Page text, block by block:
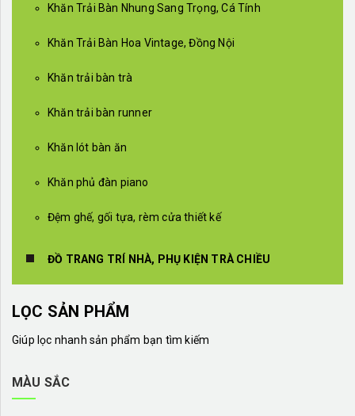
Khăn Trải Bàn Nhung Sang Trọng, Cá Tính
Khăn Trải Bàn Hoa Vintage, Đồng Nội
Khăn trải bàn trà
Khăn trải bàn runner
Khăn lót bàn ăn
Khăn phủ đàn piano
Đệm ghế, gối tựa, rèm cửa thiết kế
ĐỒ TRANG TRÍ NHÀ, PHỤ KIỆN TRÀ CHIỀU
LỌC SẢN PHẨM
Giúp lọc nhanh sản phẩm bạn tìm kiếm
MÀU SẮC